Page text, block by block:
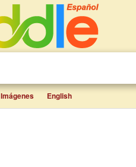
Imágenes English